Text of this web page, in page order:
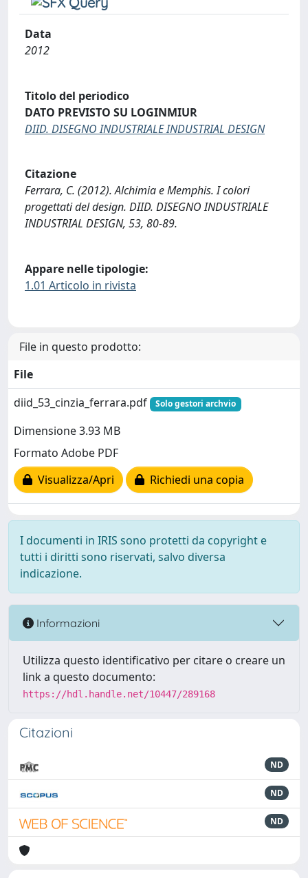
Data
2012
Titolo del periodico
DATO PREVISTO SU LOGINMIUR
DIID. DISEGNO INDUSTRIALE INDUSTRIAL DESIGN
Citazione
Ferrara, C. (2012). Alchimia e Memphis. I colori
progettati del design. DIID. DISEGNO INDUSTRIALE
INDUSTRIAL DESIGN, 53, 80-89.
Appare nelle tipologie:
1.01 Articolo in rivista
File in questo prodotto:
File
diid_53_cinzia_ferrara.pdf
Solo gestori archvio
Dimensione 3.93 MB
Formato Adobe PDF
Visualizza/Apri
Richiedi una copia
I documenti in IRIS sono protetti da copyright e
tutti i diritti sono riservati, salvo diversa
indicazione.
Informazioni
Utilizza questo identificativo per citare o creare un
link a questo documento:
https://hdl.handle.net/10447/289168
Citazioni
ND
ND
ND